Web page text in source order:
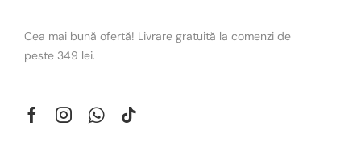
Cea mai bună ofertă! Livrare gratuită la comenzi de
peste 349 lei.